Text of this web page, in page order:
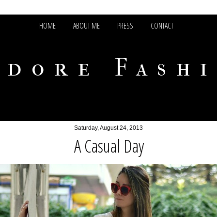
HOME ABOUT ME PRESS CONTACT
Saturday, August 24, 2013
A Casual Day